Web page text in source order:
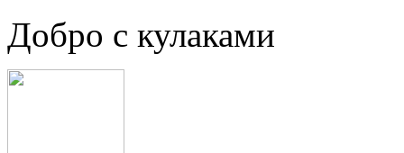
Добро с кулаками